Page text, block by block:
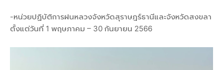
-หน่วยปฏิบัติการฝนหลวงจังหวัดสุราษฎร์ธานีและจังหวัดสงขลา
ตั้งแต่วันที่ 1 พฤษภาคม – 30 กันยายน 2566